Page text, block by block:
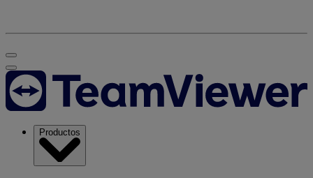
Productos